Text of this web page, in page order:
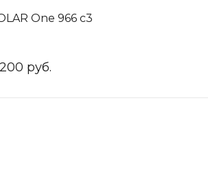
One 966 c3
руб.